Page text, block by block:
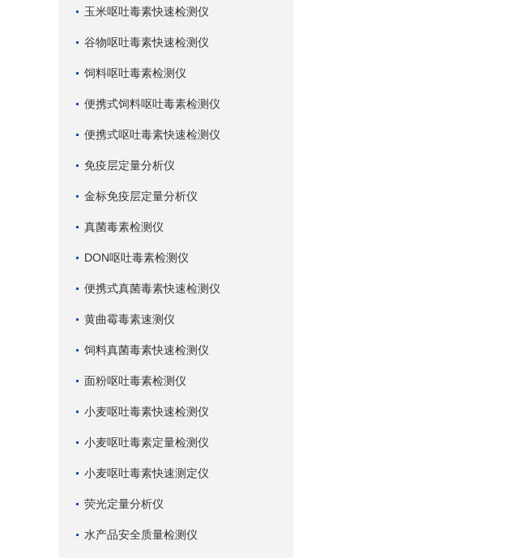
玉米呕吐毒素快速检测仪
谷物呕吐毒素快速检测仪
饲料呕吐毒素检测仪
便携式饲料呕吐毒素检测仪
便携式呕吐毒素快速检测仪
免疫层定量分析仪
金标免疫层定量分析仪
真菌毒素检测仪
DON呕吐毒素检测仪
便携式真菌毒素快速检测仪
黄曲霉毒素速测仪
饲料真菌毒素快速检测仪
面粉呕吐毒素检测仪
小麦呕吐毒素快速检测仪
小麦呕吐毒素定量检测仪
小麦呕吐毒素快速测定仪
荧光定量分析仪
水产品安全质量检测仪